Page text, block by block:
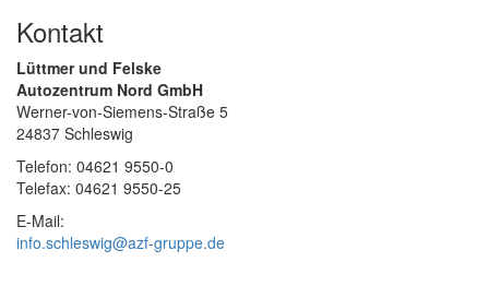
Kontakt
Lüttmer und Felske
Autozentrum Nord GmbH
Werner-von-Siemens-Straße 5
24837 Schleswig
Telefon: 04621 9550-0
Telefax: 04621 9550-25
E-Mail:
info.schleswig@azf-gruppe.de